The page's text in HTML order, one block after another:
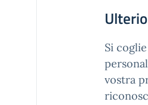
Si
vostra